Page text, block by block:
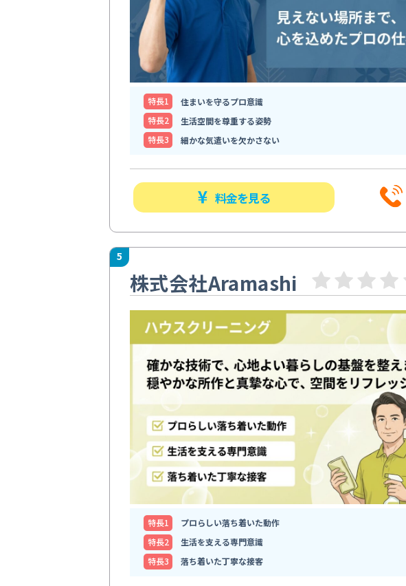
特⻑1
住まいを守るプロ意識
特⻑2
生活空間を尊重する姿勢
特⻑3
細かな気遣いを欠かさない
料金を見る
5
株式会社Aramashi
特⻑1
プロらしい落ち着いた動作
特⻑2
生活を支える専門意識
特⻑3
落ち着いた丁寧な接客